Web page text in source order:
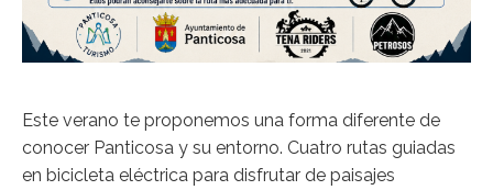
Este verano te proponemos una forma diferente de
conocer Panticosa y su entorno. Cuatro rutas guiadas
en bicicleta eléctrica para disfrutar de paisajes